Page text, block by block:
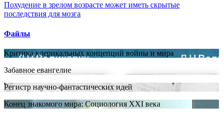
Похудение в зрелом возрасте может иметь скрытые
последствия для мозга
Файлы
Критика клерикальных концепций войны и мира
Забавное евангелие
Регистр научно-фантастических идей
Конец знакомого мира: Социология XXI века